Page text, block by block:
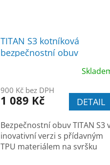
TITAN S3 kotníková
bezpečnostní obuv
900 Kč bez DPH
1 089 Kč DETAIL
Bezpečnostní obuv TITAN S3
inovativní verzi s přídavným
TPU materiálem na svršku